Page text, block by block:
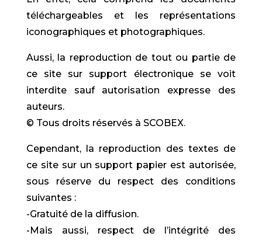
téléchargeables et les représentations
iconographiques et photographiques.
Aussi, la reproduction de tout ou partie de
ce site sur support électronique se voit
interdite sauf autorisation expresse des
auteurs.
© Tous droits réservés à SCOBEX.
Cependant, la reproduction des textes de
ce site sur un support papier est autorisée,
sous réserve du respect des conditions
suivantes :
-Gratuité de la diffusion.
-Mais aussi, respect de l’intégrité des